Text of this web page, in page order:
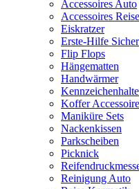
Accessoires Auto
Accessoires Reise
Eiskratzer
Erste-Hilfe
Flip Flops
Hängematten
Handwärmer
Koffer
Maniküre Sets
Nackenkissen
Parkscheiben
Picknick
Reinigung Auto